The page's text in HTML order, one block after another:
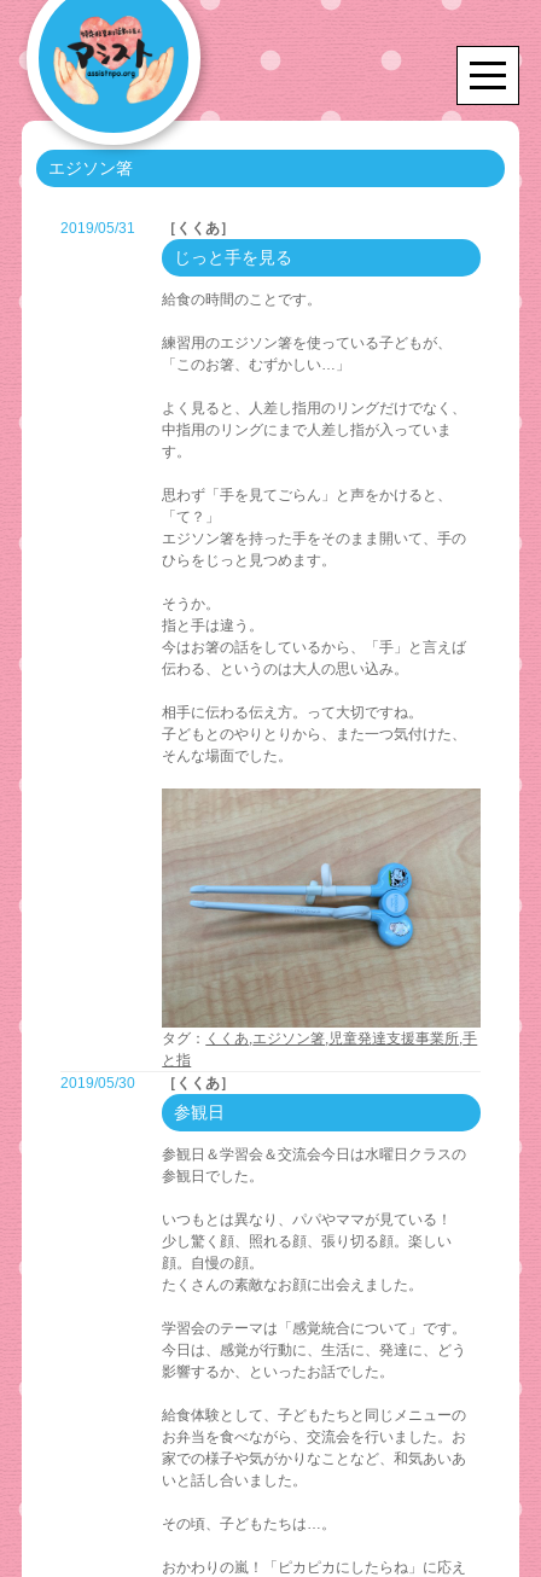
エジソン箸
2019/05/31 ［くくあ］
じっと手を見る
給食の時間のことです。
練習用のエジソン箸を使っている子どもが、
「このお箸、むずかしい…」
よく見ると、人差し指用のリングだけでなく、
中指用のリングにまで人差し指が入っていま
す。
思わず「手を見てごらん」と声をかけると、
「て？」
エジソン箸を持った手をそのまま開いて、手の
ひらをじっと見つめます。
そうか。
指と手は違う。
今はお箸の話をしているから、「手」と言えば
伝わる、というのは大人の思い込み。
相手に伝わる伝え方。って大切ですね。
子どもとのやりとりから、また一つ気付けた、
そんな場面でした。
タグ： くくあ エジソン箸 児童発達支援事業所 ,手
と指
2019/05/30
［くくあ］
参観日
参観日＆学習会＆交流会今日は水曜日クラスの
参観日でした。
いつもとは異なり、パパやママが見ている！
少し驚く顔、照れる顔、張り切る顔。楽しい
顔。自慢の顔。
たくさんの素敵なお顔に出会えました。
学習会のテーマは「感覚統合について」です。
今日は、感覚が行動に、生活に、発達に、どう
影響するか、といったお話でした。
給食体験として、子どもたちと同じメニューの
お弁当を食べながら、交流会を行いました。お
家での様子や気がかりなことなど、和気あいあ
いと話し合いました。
その頃、子どもたちは…。
おかわりの嵐！「ピカピカにしたらね」に応え